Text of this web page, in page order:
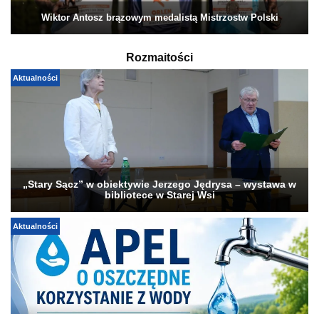
Wiktor Antosz brązowym medalistą Mistrzostw Polski
Rozmaitości
Aktualności
„Stary Sącz” w obiektywie Jerzego Jędrysa – wystawa w
bibliotece w Starej Wsi
Aktualności